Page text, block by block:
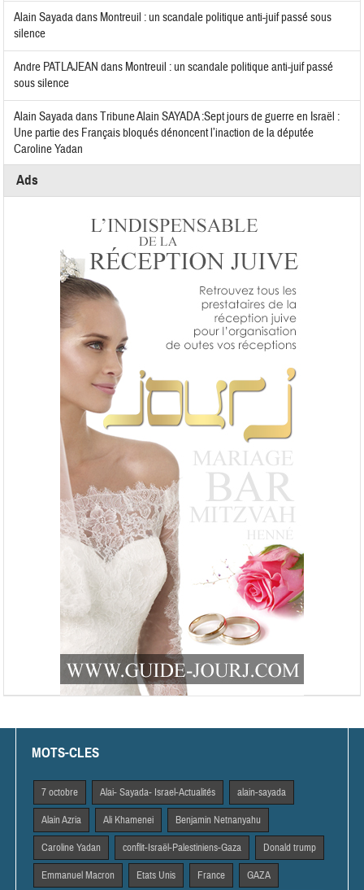
Alain Sayadadans Montreuil : un scandale politique anti-juif passé sous
silence
Andre PATLAJEAN dans Montreuil : un scandale politique anti-juif passé
sous silence
Alain SayadadansTribune Alain SAYADA :Sept jours de guerre en Israël :
Une partie des Français bloqués dénoncent l’inaction de la députée
Caroline Yadan
Ads
MOTS-CLES
7 octobre Alai- Sayada- Israel-Actualités alain-sayada
Alain Azria Ali Khamenei Benjamin Netnanyahu
Caroline Yadan conflit-Israël-Palestiniens-Gaza Donald trump
Emmanuel Macron Etats Unis France GAZA